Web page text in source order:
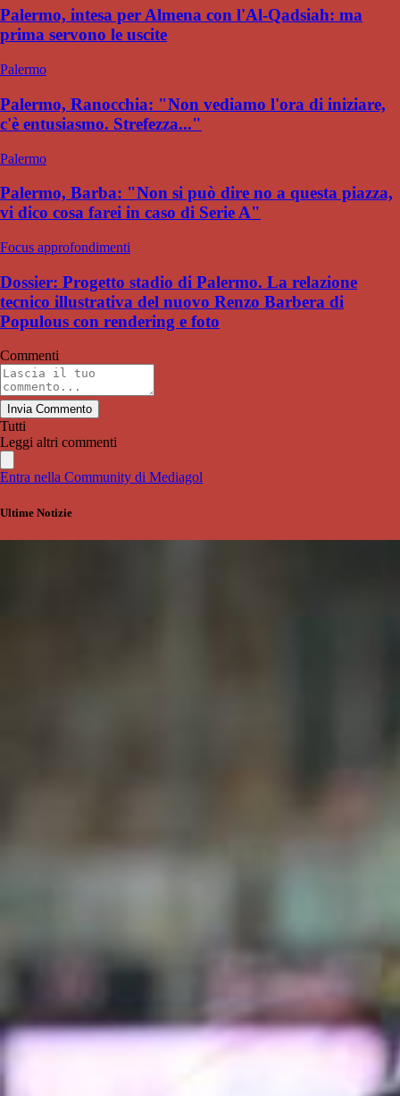
Palermo, intesa per Almena con l'Al-Qadsiah: ma
prima servono le uscite
Palermo
Palermo, Ranocchia: "Non vediamo l'ora di iniziare,
c'è entusiasmo. Strefezza..."
Palermo
Palermo, Barba: "Non si può dire no a questa piazza,
vi dico cosa farei in caso di Serie A"
Focus approfondimenti
Dossier: Progetto stadio di Palermo. La relazione
tecnico illustrativa del nuovo Renzo Barbera di
Populous con rendering e foto
Commenti
Invia Commento
Tutti
Leggi altri commenti
Entra nella Community di Mediagol
Ultime Notizie